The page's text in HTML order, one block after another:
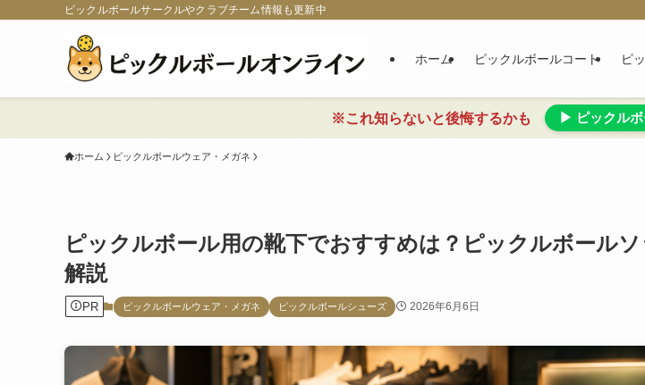
ピックルボールサークルやクラブチーム情報も更新中
ホーム ピックルボールコート ピ
※これ知らないと後悔するかも ▶ ピックルボ
ホーム ピックルボールウェア・メガネ
ピックルボール用の靴下でおすすめは？ピックルボール
解説
PR ピックルボールウェア・メガネ ピックルボールシューズ 2026年6月6日